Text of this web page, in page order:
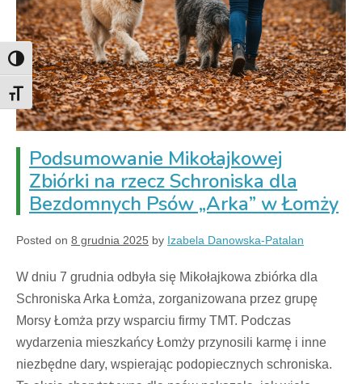
Toggle High Contrast
Toggle Font size
Podsumowanie Mikołajkowej
Zbiórki na rzecz Schroniska dla
Bezdomnych Psów „Arka” w Łomży
Posted on 8 grudnia 2025 by Izabela Danowska-Patalan
W dniu 7 grudnia odbyła się Mikołajkowa zbiórka dla
Schroniska Arka Łomża, zorganizowana przez grupę
Morsy Łomża przy wsparciu firmy TMT. Podczas
wydarzenia mieszkańcy Łomży przynosili karmę i inne
niezbędne dary, wspierając podopiecznych schroniska.